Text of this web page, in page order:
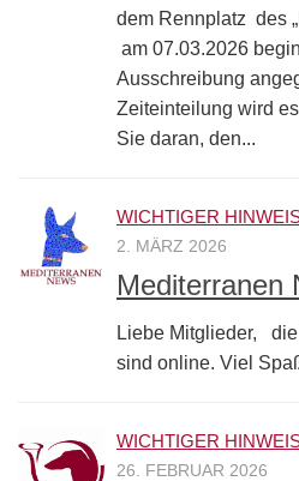
dem Rennplatz des
am 07.03.2026
Ausschreibung
Zeiteinteilung wird
Sie daran, den...
WICHTIGER
2. MÄRZ 2026
Mediterranen
Liebe Mitglieder,
sind online. Viel
WICHTIGER
26. FEBRUAR 2026